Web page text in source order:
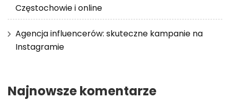
Częstochowie i online
Agencja influencerów: skuteczne kampanie na
Instagramie
Najnowsze komentarze